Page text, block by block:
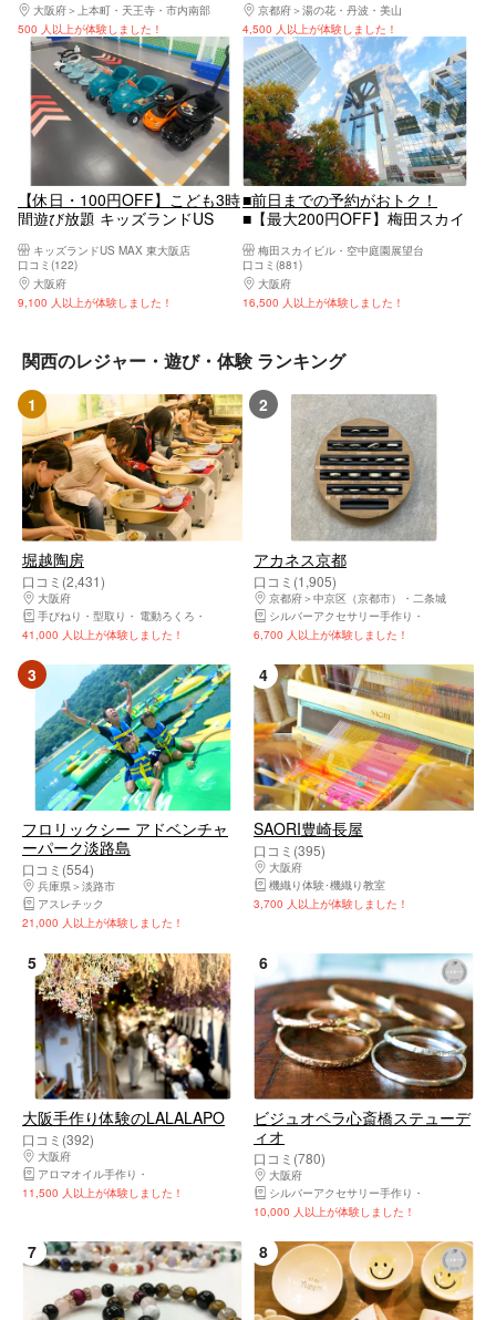
大阪府
上本町・天王寺・市内南部
500 人以上が体験しました！
京都府
湯の花・丹波・美山
4,500 人以上が体験しました！
【休日・100円OFF】こども3時
間遊び放題 キッズランドUS
キッズランドUS MAX 東大阪店
口コミ(122)
大阪府
大阪東部（寝屋川・守口・門真・東大阪）
9,100 人以上が体験しました！
■前日までの予約がおトク！
■【最大200円OFF】梅田スカイ
チケット
梅田スカイビル・空中庭園展望台
口コミ(881)
大阪府
16,500 人以上が体験しました！
関西のレジャー・遊び・体験 ランキング
1
堀越陶房
口コミ(2,431)
大阪府
天王寺区（大阪市）・上本町・玉造
手びねり・型取り
電動ろくろ
陶芸体験・陶芸教室
41,000 人以上が体験しました！
2
アカネス京都
口コミ(1,905)
京都府
中京区（京都市）・二条城
シルバーアクセサリー手作り
6,700 人以上が体験しました！
3
フロリックシー アドベンチャ
ーパーク淡路島
口コミ(554)
兵庫県
淡路市
アスレチック
21,000 人以上が体験しました！
4
SAORI豊崎長屋
口コミ(395)
大阪府
機織り体験･機織り教室
3,700 人以上が体験しました！
5
大阪手作り体験のLALALAPO
口コミ(392)
大阪府
中央区（大阪市）・大阪城公園・天満橋・道頓堀・アメリカ村
アロマオイル手作り
グリーンインテリア・ガーデニング教室
11,500 人以上が体験しました！
6
ビジュオペラ心斎橋ステューデ
ィオ
口コミ(780)
大阪府
シルバーアクセサリー手作り
10,000 人以上が体験しました！
7 8